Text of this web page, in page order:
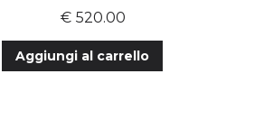
€ 520.00
Aggiungi al carrello